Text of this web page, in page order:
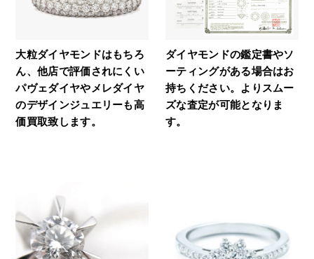
大粒ダイヤモンドはもちろ
ん、他店で評価されにくい
パヴェダイヤやメレダイヤ
のデザインジュエリーも高
価買取致します。
ダイヤモンドの鑑定書やソ
ーティングがある場合はお
持ちください。よりスムー
ズな査定が可能となりま
す。